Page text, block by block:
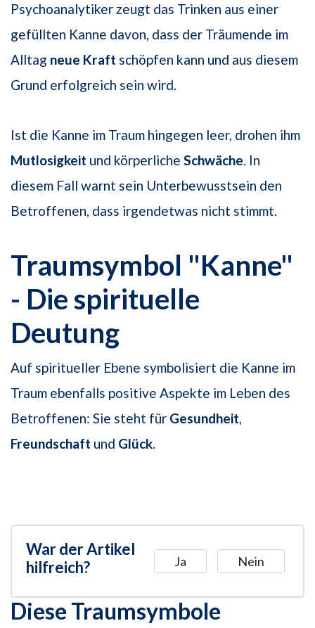
Psychoanalytiker zeugt das Trinken aus einer
gefüllten Kanne davon, dass der Träumende im
Alltag neue Kraft schöpfen kann und aus diesem
Grund erfolgreich sein wird.
Ist die Kanne im Traum hingegen leer, drohen ihm
Mutlosigkeit und körperliche Schwäche. In
diesem Fall warnt sein Unterbewusstsein den
Betroffenen, dass irgendetwas nicht stimmt.
Traumsymbol "Kanne"
- Die spirituelle
Deutung
Auf spiritueller Ebene symbolisiert die Kanne im
Traum ebenfalls positive Aspekte im Leben des
Betroffenen: Sie steht für Gesundheit,
Freundschaft und Glück.
War der Artikel
hilfreich?
Ja Nein
Diese Traumsymbole